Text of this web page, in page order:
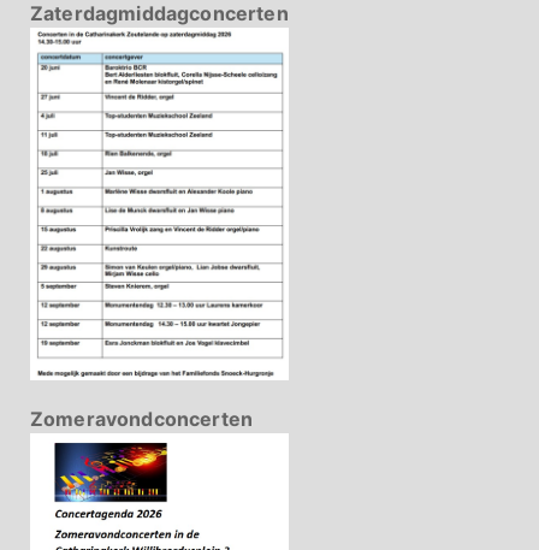
Zaterdagmiddagconcerten
Zomeravondconcerten